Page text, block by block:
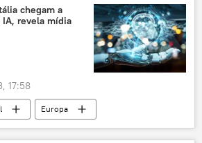
Javier Milei
chegam a
IA, revela mídia
17:58
Europa
Itália